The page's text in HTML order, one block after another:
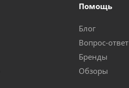
Помощь
Блог
Вопрос-ответ
Бренды
Обзоры